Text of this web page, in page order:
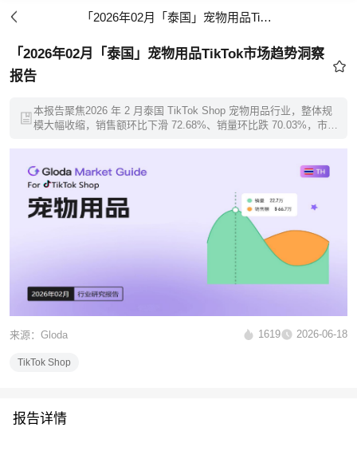
「2026年02月「泰国」宠物用品TikTok市场趋势洞察报告
「2026年02月「泰国」宠物用品TikTok市场趋势洞察
报告
本报告聚焦2026 年 2 月泰国 TikTok Shop 宠物用品行业，整体规
模大幅收缩，销售额环比下滑 72.68%、销量环比跌 70.03%，市场
巨大。唯一逆势增长赛道为猫狗健康护理类目（环比 + 7.38%）；
大众消费集中 100-200 泰铢平价区间，2000 泰铢以上高端品类小
众但增速亮眼。本文结合报告完整数据，拆解市场痛点、选品定
价、类目布局、流量运营、新店突围全套打法，适配跨境 / 本土宠
来源：Gloda 1619 2026-06-18
TikTok Shop
报告详情